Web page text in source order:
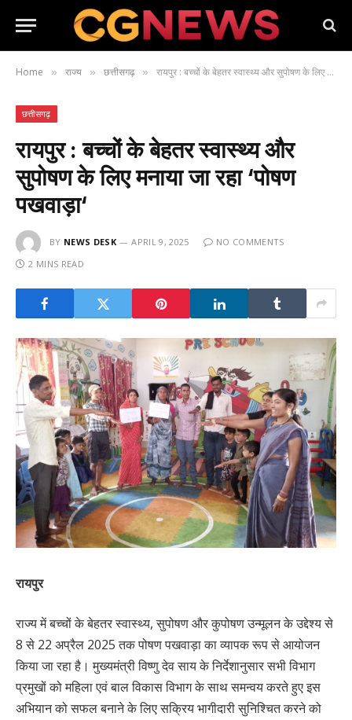
Home » राज्य » छत्तीसगढ़ » रायपुर : बच्चों के बेहतर स्वास्थ्य और सुपोषण के लिए मनाया जा रहा ‘पोषण पखवाड़ा‘
छत्तीसगढ़
रायपुर : बच्चों के बेहतर स्वास्थ्य और
सुपोषण के लिए मनाया जा रहा ‘पोषण
पखवाड़ा‘
BY NEWS DESK APRIL 9, 2025
NO COMMENTS
2 MINS READ
रायपुर
राज्य में बच्चों के बेहतर स्वास्थ्य, सुपोषण और कुपोषण उन्मूलन के उद्देश्य से
8 से 22 अप्रैल 2025 तक पोषण पखवाड़ा का व्यापक रूप से आयोजन
किया जा रहा है। मुख्यमंत्री विष्णु देव साय के निर्देशानुसार सभी विभाग
प्रमुखों को महिला एवं बाल विकास विभाग के साथ समन्वय करते हुए इस
अभियान को सफल बनाने के लिए सक्रिय भागीदारी सुनिश्चित करने को